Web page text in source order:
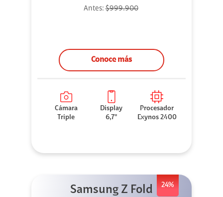
Antes:$999.900
Conoce más
Cámara
Triple
Display
6,7"
Procesador
Exynos 2400
24%
Samsung Z Fold